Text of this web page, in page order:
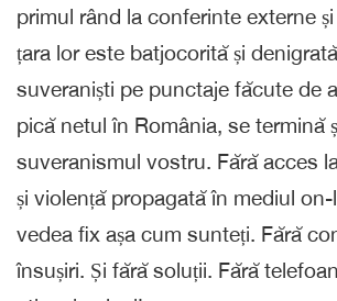
primul rând la conferinte externe
țara lor este batjocorită și
suveraniști pe punctaje făcute de
pică netul în România, se termină
suveranismul vostru. Fără acces
și violență propagată în mediul
vedea fix așa cum sunteți. Fără
însușiri. Și fără soluții. Fără